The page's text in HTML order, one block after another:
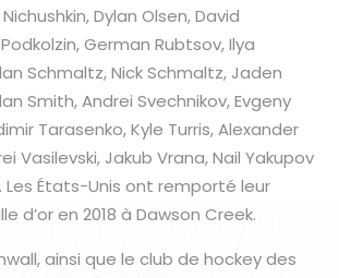
Dylan Olsen, David
German Rubtsov, Ilya
Schmaltz, Nick Schmaltz, Jaden
Smith, Andrei Svechnikov, Evgeny
Tarasenko, Kyle Turris, Alexander
Vasilevski, Jakub Vrana, Nail Yakupov
Les États-Unis ont remporté leur
d’or en 2018 à Dawson Creek.
ainsi que le club de hockey des